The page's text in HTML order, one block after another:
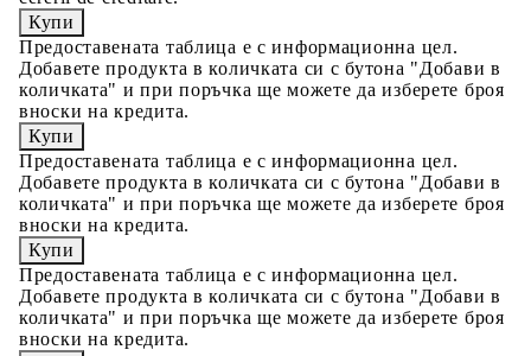
Предоставената таблица е с информационна цел.
Добавете продукта в количката си с бутона "Добави в
количката" и при поръчка ще можете да изберете броя
вноски на кредита.
Предоставената таблица е с информационна цел.
Добавете продукта в количката си с бутона "Добави в
количката" и при поръчка ще можете да изберете броя
вноски на кредита.
Предоставената таблица е с информационна цел.
Добавете продукта в количката си с бутона "Добави в
количката" и при поръчка ще можете да изберете броя
вноски на кредита.